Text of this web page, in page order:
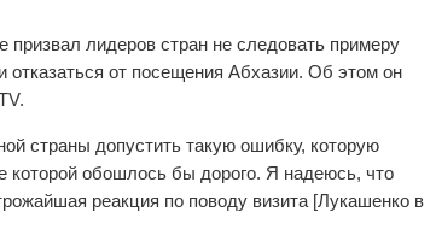
лидеров стран не следовать примеру
от посещения Абхазии. Об этом он
страны допустить такую ошибку, которую
которой обошлось бы дорого. Я надеюсь, что
реакция по поводу визита [Лукашенко в